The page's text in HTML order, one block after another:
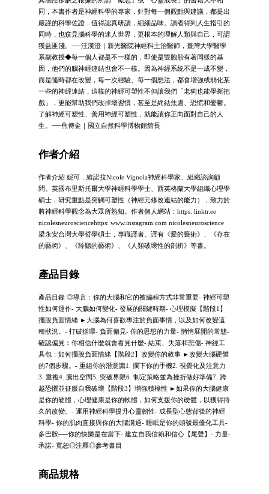
同，本書作者是神經科學的專家，針對每一個觀點與建議，都提出
嚴謹的科學佐證，值得認真研讀，細細品味。讀者得到人生指引的
同時，也窺見腦科學的迷人世界，更根本的理解人類與自己，可謂
獲益匪淺。──汪漢澄｜新光醫院神經科主治醫師，臺灣大學醫學
系副教授◆每一個人都是不一樣的，即使是雙胞胎有著同樣的基
因，他們的腦神經連結也會不一樣。因為神經系統不是一成不變，
而是隨時都在改變，每一次經驗、每一個想法，都會增強或弱化某
一些的神經連結，這樣的神經可塑性不但讓我們「老狗也能學新把
戲」，更能幫助我們改掉壞習慣，甚至是終結焦慮、恐慌和憂鬱。
了解神經可塑性、善用神經可塑性，就能讓你正向面對自己的人
生。──焦傳金｜國立自然科學博物館館長
作者介紹
作者介紹 妮可．維諾拉Nicole Vignola神經科學家、組織諮詢顧
問。英國布里斯托爾大學神經科學學士、西英格蘭大學組織心理學
碩士，研究重點是突觸可塑性（神經元修改連結的能力），致力於
將神經科學觀念為大眾所熟知。作者個人網站：https: linktr.ee
nicolesneurosciencehttps: www.instagram.com nicolesneuroscience
梁永安台灣大學哲學碩士，專職譯者。譯有《愛的藝術》、《存在
的藝術》、《聆聽的藝術》、《人類破壞性的剖析》等書。
產品目錄
產品目錄 ◎導言：你的大腦和它的被編程方式非常重要- 神經可塑
性如何運作- 大腦如何變化- 發展的關鍵時期- 心理模擬【階段1】
擺脫負面情緒 ►大腦為何喜歡專注於負面事情，以及如何改變這
種狀況。- 打破循環- 負面偏見- 你的思想的力量- 悄悄展開的常態-
確認偏見︰你相信什麼就會看見什麼- 結束、失落和悲傷- 神經工
具包：如何擺脫負面情緒【階段2】改變你的敘事 ►改變大腦硬體
的7個步驟。- 重組你的潛意識1. 擱下你的手機2. 視覺化及注意力
3. 重複4. 騰出空間5. 突破界限6. 制定策略並為挫折做好準備7. 跨
越恐懼並征服自我破壞【階段3】增強積極性 ►如果你的大腦健康
是你的硬體，心理健康是你的軟體，如何支援你的硬體，以獲得持
久的改變。- 運用神經科學提升心靈韌性- 成長型心態背後的神經
科學- 你的肌肉直接與你的大腦溝通- 睡眠是你的頭號最優化工具-
多巴胺──你的快樂是在當下- 建立自我信賴和信心【尾聲】- 力量-
承諾- 寬恕◎注釋◎參考書目
商品規格